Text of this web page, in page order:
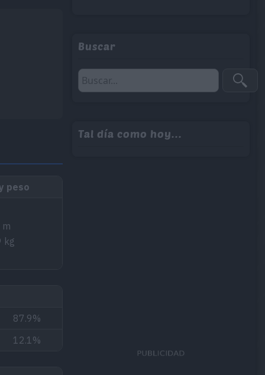
peso
m
kg
87.9%
12.1%
Buscar
Tal día como hoy...